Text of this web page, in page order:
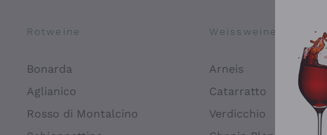
Rotweine
Bonarda
Aglianico
Rosso di Montalcino
Weissweine
Arneis
Catarratto
Verdicchio